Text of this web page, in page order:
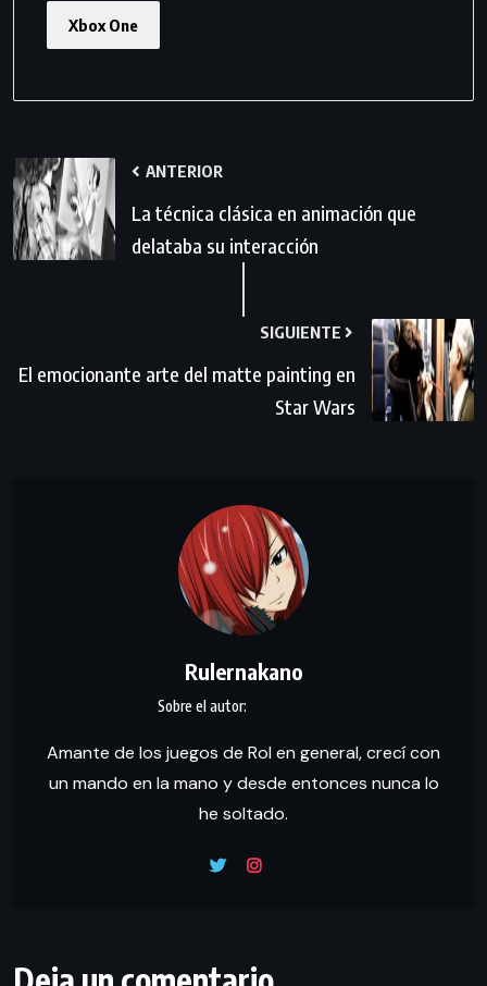
Xbox One
ANTERIOR
La técnica clásica en animación que
delataba su interacción
SIGUIENTE
El emocionante arte del matte painting en
Star Wars
Rulernakano
Amante de los juegos de Rol en general, crecí con
un mando en la mano y desde entonces nunca lo
he soltado.